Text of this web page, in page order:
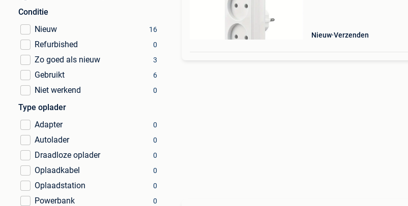
Conditie
Nieuw
16
Refurbished 0
Zo goed als nieuw 3
Gebruikt 6
Niet werkend 0
Type oplader
Adapter
0
Autolader 0
Draadloze oplader 0
Oplaadkabel 0
Oplaadstation 0
Powerbank 0
Nieuw Verzenden